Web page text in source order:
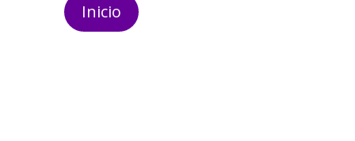
Inicio